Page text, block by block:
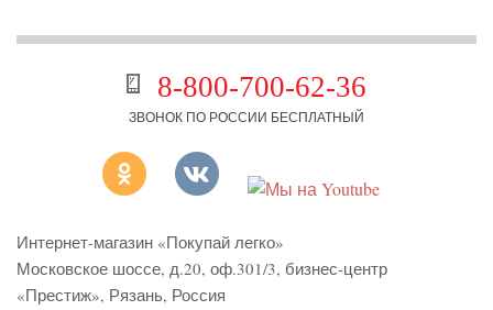
8-800-700-62-36
ЗВОНОК ПО РОССИИ БЕСПЛАТНЫЙ
Интернет-магазин «Покупай легко»
Московское шоссе, д.20, оф.301/3, бизнес-центр
«Престиж», Рязань, Россия